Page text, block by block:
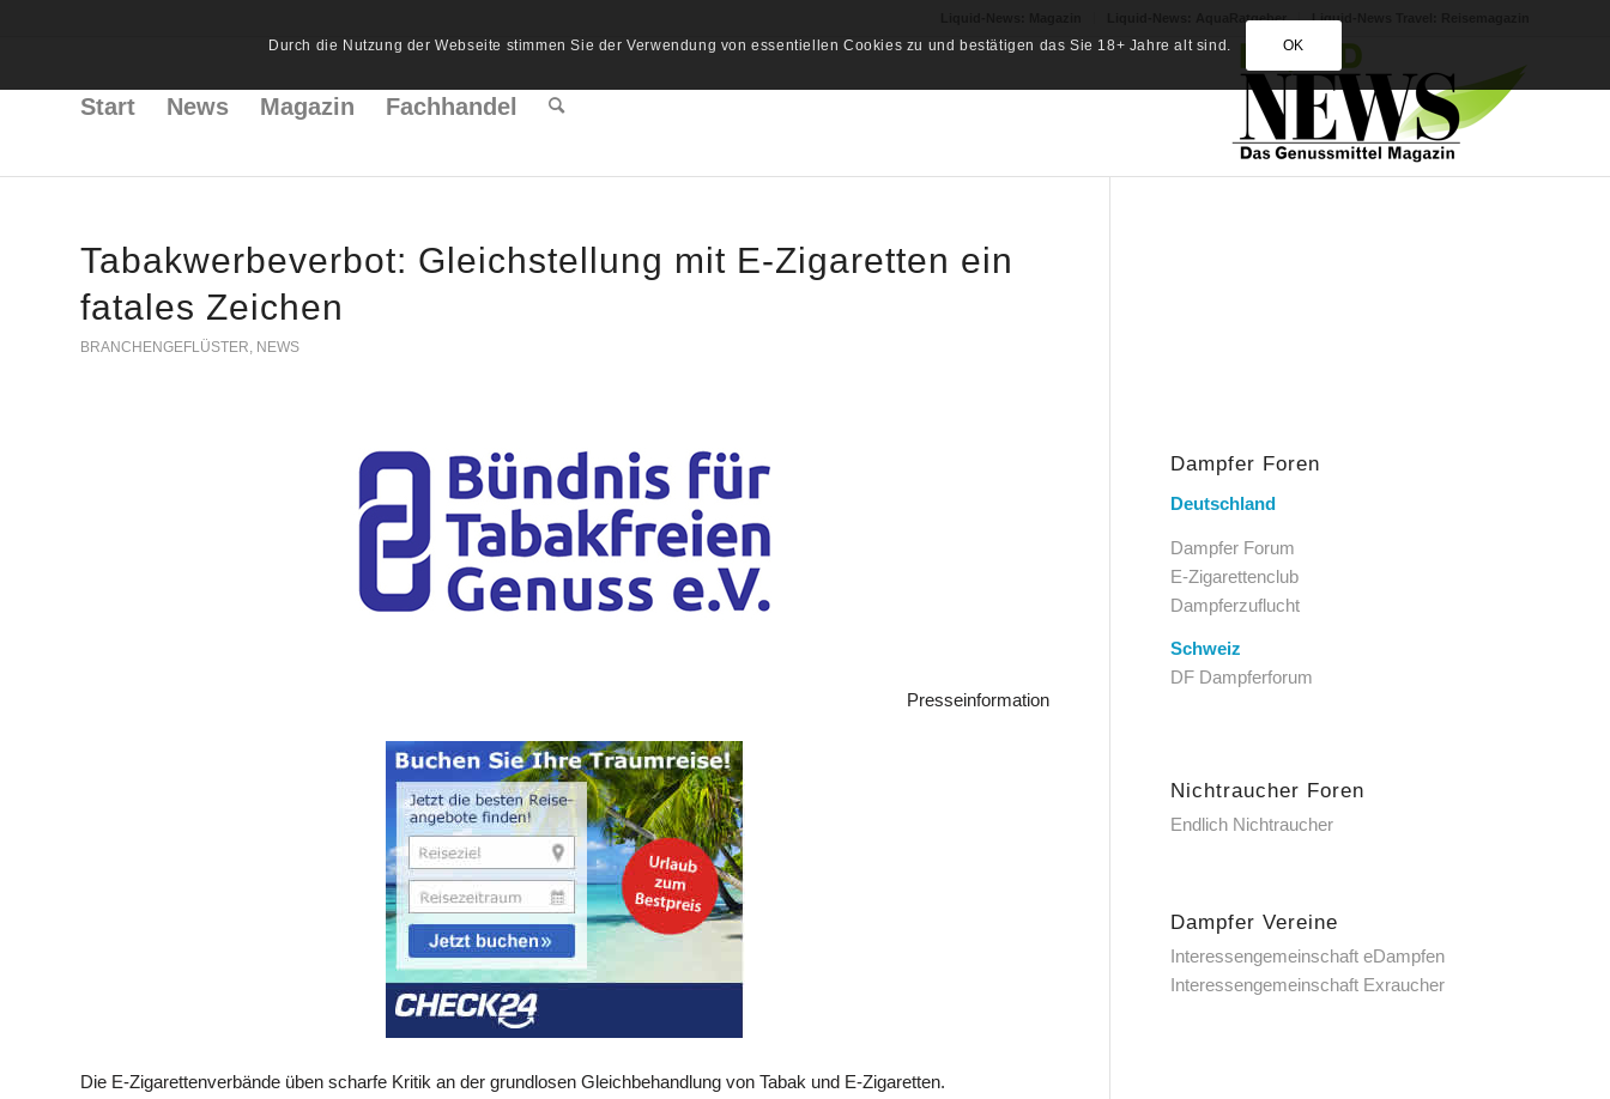
Liquid-News: AquaRatgeber Liquid-News Travel: Reisemagazin
Start News Magazin Fachhandel
Tabakwerbeverbot: Gleichstellung mit E-Zigaretten ein
fatales Zeichen
BRANCHENGEFLÜSTER, NEWS
Presseinformation
Die E-Zigarettenverbände üben scharfe Kritik an der grundlosen Gleichbehandlung von Tabak und E-Zigaretten.
Dampfer Foren
Deutschland
Dampfer Forum
E-Zigarettenclub
Dampferzuflucht
Schweiz
DF Dampferforum
Nichtraucher Foren
Endlich Nichtraucher
Dampfer Vereine
Interessengemeinschaft eDampfen
Interessengemeinschaft Exraucher
Durch die Nutzung der Webseite stimmen Sie der Verwendung von essentiellen Cookies zu und bestätigen das Sie 18+ Jahre alt sind. OK